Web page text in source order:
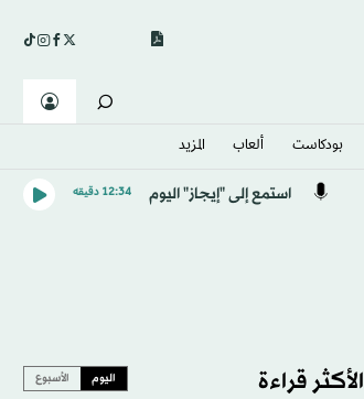
بودكاست ألعاب المزيد
استمع إلى "إيجاز" اليوم 12:34 دقيقه
الأكثر قراءة اليوم الأسبوع